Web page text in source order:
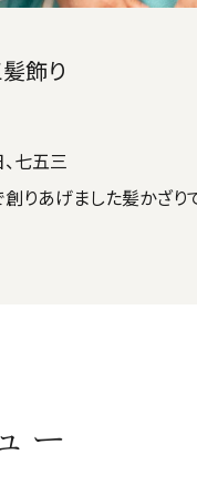
飾り
七五三
りあげました髪かざり
ー